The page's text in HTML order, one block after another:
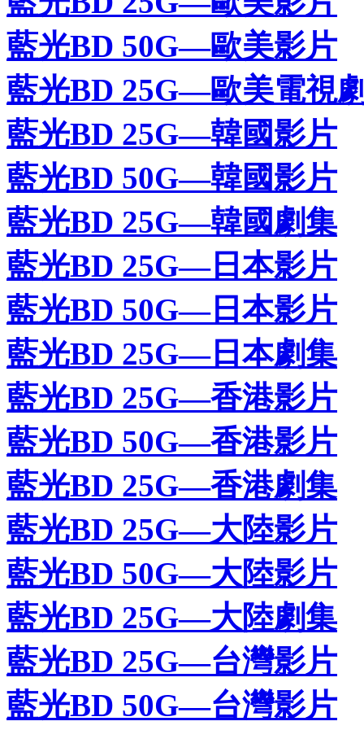
藍光BD 50G—歐美影片
藍光BD 25G—歐美電視
藍光BD 25G—韓國影片
藍光BD 50G—韓國影片
藍光BD 25G—韓國劇集
藍光BD 25G—日本影片
藍光BD 50G—日本影片
藍光BD 25G—日本劇集
藍光BD 25G—香港影片
藍光BD 50G—香港影片
藍光BD 25G—香港劇集
藍光BD 25G—大陸影片
藍光BD 50G—大陸影片
藍光BD 25G—大陸劇集
藍光BD 25G—台灣影片
藍光BD 50G—台灣影片